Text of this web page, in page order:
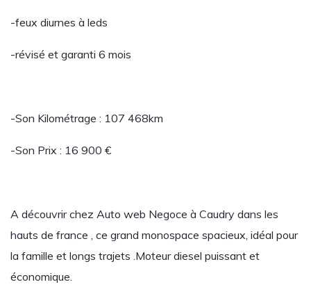
-feux diurnes à leds
-révisé et garanti 6 mois
-Son Kilométrage : 107 468km
-Son Prix : 16 900 €
A découvrir chez Auto web Negoce à Caudry dans les
hauts de france , ce grand monospace spacieux, idéal pour
la famille et longs trajets .Moteur diesel puissant et
économique.